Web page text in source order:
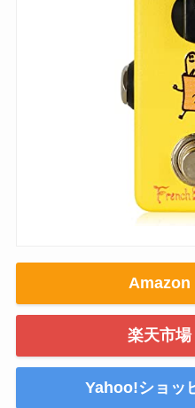
Amazon
楽天市場
Yahoo!ショッ